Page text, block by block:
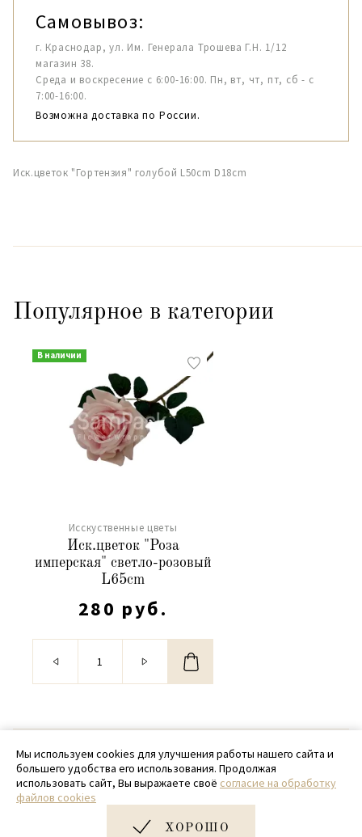
Самовывоз:
г. Краснодар, ул. Им. Генерала Трошева Г.Н. 1/12
магазин 38.
Среда и воскресение с 6:00-16:00. Пн, вт, чт, пт, сб - с
7:00-16:00.
Возможна доставка по России.
Иск.цветок "Гортензия" голубой L50cm D18cm
Популярное в категории
В наличии
Исскуственные цветы
Иск.цветок "Роза
имперская" светло-розовый
L65cm
280 руб.
© 2020 - 2026 SamPack
+ 7 (918) 699-97-87
zakaz@sampack.store
Мы используем cookies для улучшения работы нашего сайта и
большего удобства его использования. Продолжая
использовать сайт, Вы выражаете своё согласие на обработку
файлов cookies
ХОРОШО